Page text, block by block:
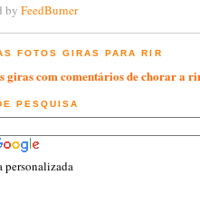
by FeedBurner
FOTOS GIRAS PARA RIR
giras com comentários de chorar a
PESQUISA
personalizada